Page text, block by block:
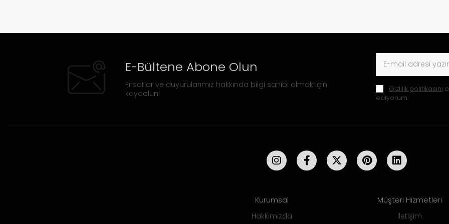
E-Bültene Abone Olun
Fırsatlar ve duyurularımız hakkında bilgi sahibi olmak için
kaydolun!
Gizlilik politikasını
ediyorum.
Kurumsal
Hakkımızda
Müşteri Hizmetleri
İletişim